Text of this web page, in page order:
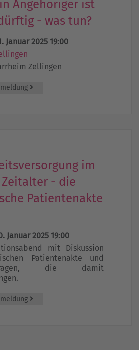
Angehöriger ist
- was tun?
Januar 2025 19:00
Zellingen
im
- die
Patientenakte
Januar 2025 19:00
mit Diskussion
Patientenakte und
die damit